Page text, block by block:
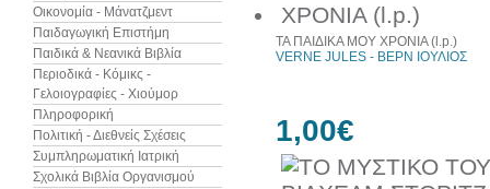
Οικονομία - Μάνατζμεντ
Παιδαγωγική Επιστήμη
Παιδικά & Νεανικά Βιβλία
Περιοδικά - Κόμικς -
Γελοιογραφίες - Χιούμορ
Πληροφορική
Πολιτική - Διεθνείς Σχέσεις
Συμπληρωματική Ιατρική
Σχολικά Βιβλία Οργανισμού
ΤΑ ΠΑΙΔΙΚΑ ΜΟΥ ΧΡΟΝΙΑ (l.p.)
VERNE JULES - ΒΕΡΝ ΙΟΥΛΙΟΣ
1,00€